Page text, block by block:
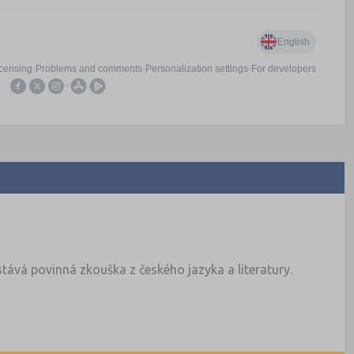
povinná zkouška z českého jazyka a literatury.